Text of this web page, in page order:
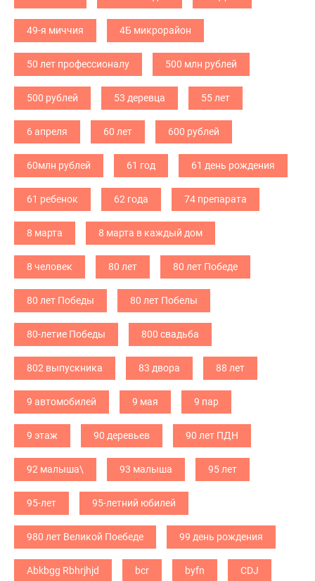
49-я миччия 4Б микрорайон
50 лет профессионалу 500 млн рублей
500 рублей 53 деревца 55 лет
6 апреля 60 лет 600 рублей
60млн рублей 61 год 61 день рождения
61 ребенок 62 года 74 препарата
8 марта 8 марта в каждый дом
8 человек 80 лет 80 лет Победе
80 лет Победы 80 лет Побелы
80-летие Победы 800 свадьба
802 выпускника 83 двора 88 лет
9 автомобилей 9 мая 9 пар
9 этаж 90 деревьев 90 лет ПДН
92 малыша\ 93 малыша 95 лет
95-лет 95-летний юбилей
980 лет Великой Поебеде 99 день рождения
Abkbgg Rbhrjhjd bcr byfn CDJ